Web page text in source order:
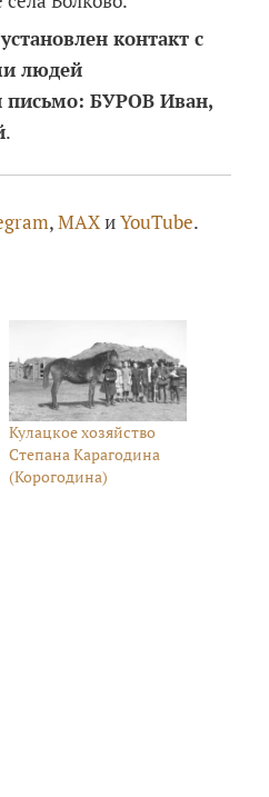
установлен контакт с
людей
БУРОВ Иван,
.
,MAXиYouTube.
Кулацкое хозяйство
Степана Карагодина
(Корогодина)